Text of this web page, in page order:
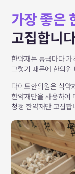
가장 좋은
고집합니
한약재는 등급마다
그렇기 때문에 한의원
다이트한의원은 식약
한약재만을 사용하여
청정 한약재만 고집합